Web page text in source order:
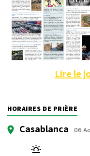
Lire le
HORAIRES DE PRIÈRE
Casablanca 06